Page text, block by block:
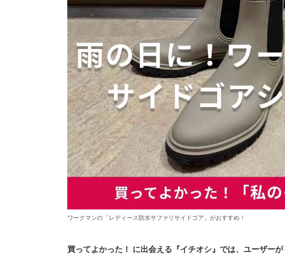
ワークマンの「レディース防水サファリサイドゴア」がおすすめ！
買ってよかった！ に出会える『イチオシ』では、ユーザー